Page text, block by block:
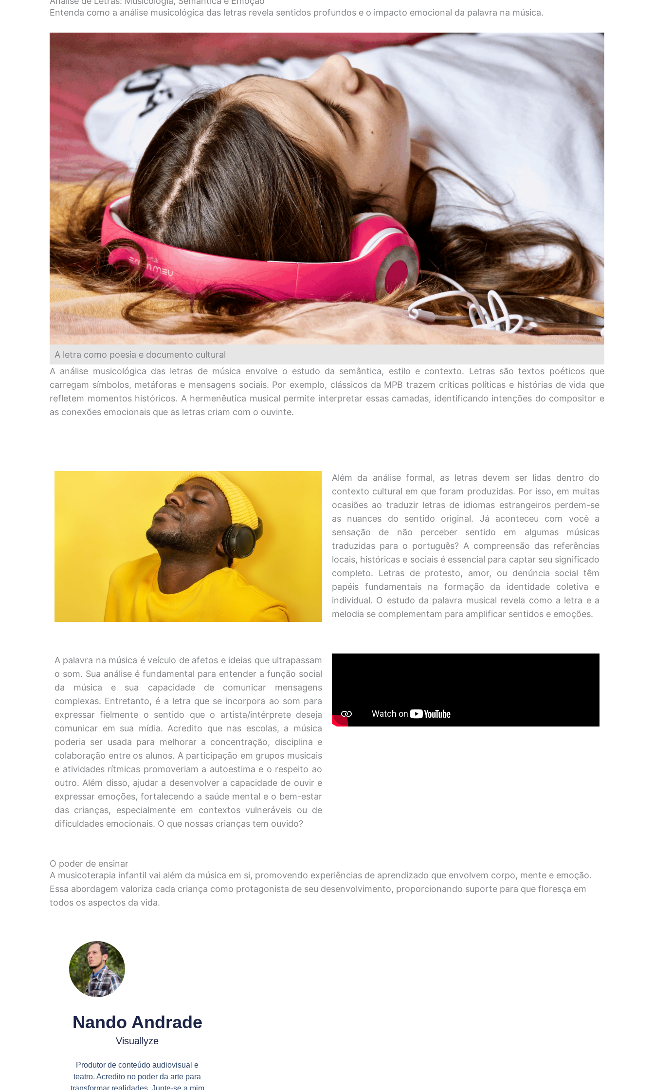
Entenda como a análise musicológica das letras revela sentidos profundos e o impacto emocional da palavra na música.
A letra como poesia e documento cultural
A análise musicológica das letras de música envolve o estudo da semântica, estilo e contexto. Letras são textos poéticos que
carregam símbolos, metáforas e mensagens sociais. Por exemplo, clássicos da MPB trazem críticas políticas e histórias de vida que
refletem momentos históricos. A hermenêutica musical permite interpretar essas camadas, identificando intenções do compositor e
as conexões emocionais que as letras criam com o ouvinte.
Além da análise formal, as letras devem ser lidas dentro do
contexto cultural em que foram produzidas. Por isso, em muitas
ocasiões ao traduzir letras de idiomas estrangeiros perdem-se
as nuances do sentido original. Já aconteceu com você a
sensação de não perceber sentido em algumas músicas
traduzidas para o português? A compreensão das referências
locais, históricas e sociais é essencial para captar seu significado
completo. Letras de protesto, amor, ou denúncia social têm
papéis fundamentais na formação da identidade coletiva e
individual. O estudo da palavra musical revela como a letra e a
melodia se complementam para amplificar sentidos e emoções.
A palavra na música é veículo de afetos e ideias que ultrapassam
o som. Sua análise é fundamental para entender a função social
da música e sua capacidade de comunicar mensagens
complexas. Entretanto, é a letra que se incorpora ao som para
expressar fielmente o sentido que o artista/intérprete deseja
comunicar em sua mídia. Acredito que nas escolas, a música
poderia ser usada para melhorar a concentração, disciplina e
colaboração entre os alunos. A participação em grupos musicais
e atividades rítmicas promoveriam a autoestima e o respeito ao
outro. Além disso, ajudar a desenvolver a capacidade de ouvir e
expressar emoções, fortalecendo a saúde mental e o bem-estar
das crianças, especialmente em contextos vulneráveis ou de
dificuldades emocionais. O que nossas crianças tem ouvido?
O poder de ensinar
A musicoterapia infantil vai além da música em si, promovendo experiências de aprendizado que envolvem corpo, mente e emoção.
Essa abordagem valoriza cada criança como protagonista de seu desenvolvimento, proporcionando suporte para que floresça em
todos os aspectos da vida.
Nando Andrade
Visuallyze
Produtor de conteúdo audiovisual e
teatro. Acredito no poder da arte para